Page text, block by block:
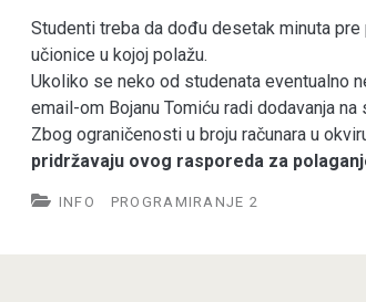
Studenti treba da dođu desetak minuta
učionice u kojoj polažu.
Ukoliko se neko od studenata eventualno
email-om Bojanu Tomiću radi dodavanja na
Zbog ograničenosti u broju računara u
pridržavaju ovog rasporeda za
INFO PROGRAMIRANJE 2